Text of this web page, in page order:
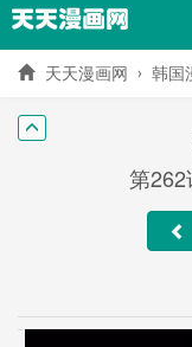
天天漫画网 韩国
第